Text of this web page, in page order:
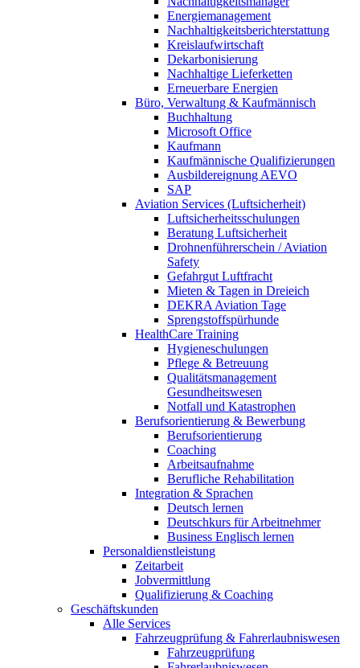
Energiemanagement
Nachhaltigkeitsberichterstattung
Kreislaufwirtschaft
Dekarbonisierung
Nachhaltige Lieferketten
Erneuerbare Energien
Büro, Verwaltung & Kaufmännisch
Buchhaltung
Microsoft Office
Kaufmann
Kaufmännische Qualifizierungen
Ausbildereignung AEVO
SAP
Aviation Services (Luftsicherheit)
Luftsicherheitsschulungen
Beratung Luftsicherheit
Drohnenführerschein / Aviation
Safety
Gefahrgut Luftfracht
Mieten & Tagen in Dreieich
DEKRA Aviation Tage
Sprengstoffspürhunde
HealthCare Training
Hygieneschulungen
Pflege & Betreuung
Qualitätsmanagement
Gesundheitswesen
Notfall und Katastrophen
Berufsorientierung & Bewerbung
Berufsorientierung
Coaching
Arbeitsaufnahme
Berufliche Rehabilitation
Integration & Sprachen
Deutsch lernen
Deutschkurs für Arbeitnehmer
Business Englisch lernen
Personaldienstleistung
Zeitarbeit
Jobvermittlung
Qualifizierung & Coaching
Geschäftskunden
Alle Services
Fahrzeugprüfung & Fahrerlaubniswesen
Fahrzeugprüfung